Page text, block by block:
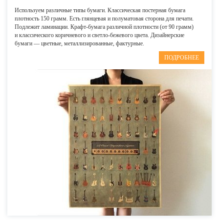
Используем различные типы бумаги. Классическая постерная бумага
плотность 150 грамм. Есть глянцевая и полуматовая сторона для печати.
Подлежит ламинации. Крафт-бумага различной плотности (от 90 грамм)
и классического коричневого и светло-бежевого цвета. Дизайнерские
бумаги — цветные, металлизированные, фактурные.
ПОДРОБНЕЕ